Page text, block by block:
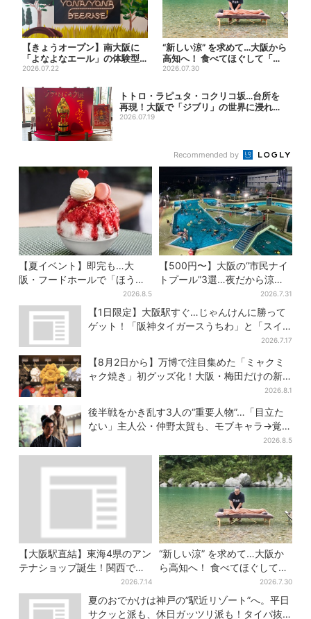
【きょうオープン】南大阪に
「よなよなエール」の体験型
ブルワリー、できたてビール
2026.07.22
“新しい涼” を求めて…大阪から
高知へ！ 食べてほぐして「仁
淀ブルー」でととのう...
2026.07.30
トトロ・ラピュタ・コクリコ坂…台所を
再現！大阪で「ジブリ」の世界に浸れる
「食」...
2026.07.19
Recommended by
【夏イベント】即完も…大
阪・フードホールで「ほうせ
き箱」の“限定かき氷”が復
活！一夜限りの盆踊りも
2026.8.5
【500円〜】大阪の“市民ナイ
トプール”3選…夜だから涼し
2026.7.31
【1日限定】大阪駅すぐ…じゃんけんに勝って
ゲット！「阪神タイガースうちわ」と「スイ
2026.7.17
【8月2日から】万博で注目集めた「ミャクミ
ャク焼き」初グッズ化！大阪・梅田だけの新
2026.8.1
後半戦をかき乱す3人の“重要人物”…「目立た
ない」主人公・仲野太賀も、モブキャラ→覚醒
2026.8.5
【大阪駅直結】東海4県のアン
テナショップ誕生！関西では
ここでしか買えない限定グル
メも
2026.7.14
“新しい涼” を求めて…大阪か
ら高知へ！ 食べてほぐして
「仁淀ブルー」でととのう体
験旅【2026夏最新版】
2026.7.30
夏のおでかけは神戸の”駅近リゾート”へ。平日
サクッと派も、休日ガッツリ派も！タイパ抜